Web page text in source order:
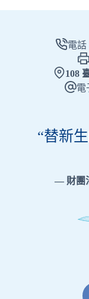
電話
108
電
“替新
— 財團